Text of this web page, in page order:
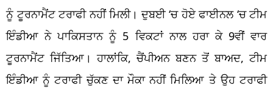
ਨੂੰ ਟੂਰਨਾਮੈਂਟ ਟਰਾਫੀ ਨਹੀਂ ਮਿਲੀ। ਦੁਬਈ ‘ਚ ਹੋਏ ਫਾਈਨਲ ‘ਚ ਟੀਮ
ਇੰਡੀਆ ਨੇ ਪਾਕਿਸਤਾਨ ਨੂੰ 5 ਵਿਕਟਾਂ ਨਾਲ ਹਰਾ ਕੇ 9ਵੀਂ ਵਾਰ
ਟੂਰਨਾਮੈਂਟ ਜਿੱਤਿਆ। ਹਾਲਾਂਕਿ, ਚੈਂਪੀਅਨ ਬਣਨ ਤੋਂ ਬਾਅਦ, ਟੀਮ
ਇੰਡੀਆ ਨੂੰ ਟਰਾਫੀ ਚੁੱਕਣ ਦਾ ਮੌਕਾ ਨਹੀਂ ਮਿਲਿਆ ਤੇ ਉਹ ਟਰਾਫੀ